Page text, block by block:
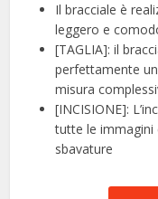
Il bracciale è
leggero e
[TAGLIA]: il
perfettamente
misura
[INCISIONE]:
tutte le immagini
sbavature